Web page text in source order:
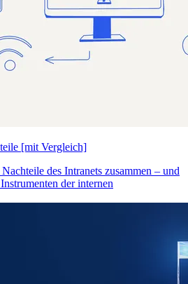
[mit Vergleich]
des Intranets zusammen – und
der internen